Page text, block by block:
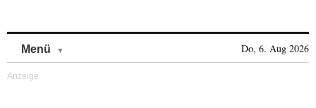
Menü Do, 6. Aug 2026